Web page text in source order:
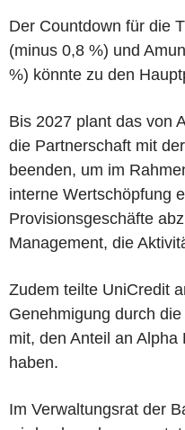
Der Countdown für die
(minus 0,8 %) und
%) könnte zu den
Bis 2027 plant das von
die Partnerschaft mit
beenden, um im
interne Wertschöpfung
Provisionsgeschäfte
Management, die
Zudem teilte UniCredit
Genehmigung durch
mit, den Anteil an
haben.
Im Verwaltungsrat der